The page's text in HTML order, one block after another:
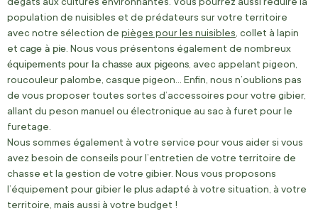
population de nuisibles et de prédateurs sur votre territoire
avec notre sélection de pièges pour les nuisibles , collet à lapin
et cage à pie . Nous vous présentons également de nombreux
équipements pour la chasse aux pigeons , avec appelant pigeon,
roucouleur palombe, casque pigeon… Enfin, nous n’oublions pas
de vous proposer toutes sortes d’accessoires pour votre gibier,
allant du peson manuel ou électronique au sac à furet pour le
furetage.
Nous sommes également à votre service pour vous aider si vous
avez besoin de conseils pour l’entretien de votre territoire de
chasse et la gestion de votre gibier. Nous vous proposons
l’équipement pour gibier le plus adapté à votre situation, à votre
territoire, mais aussi à votre budget !